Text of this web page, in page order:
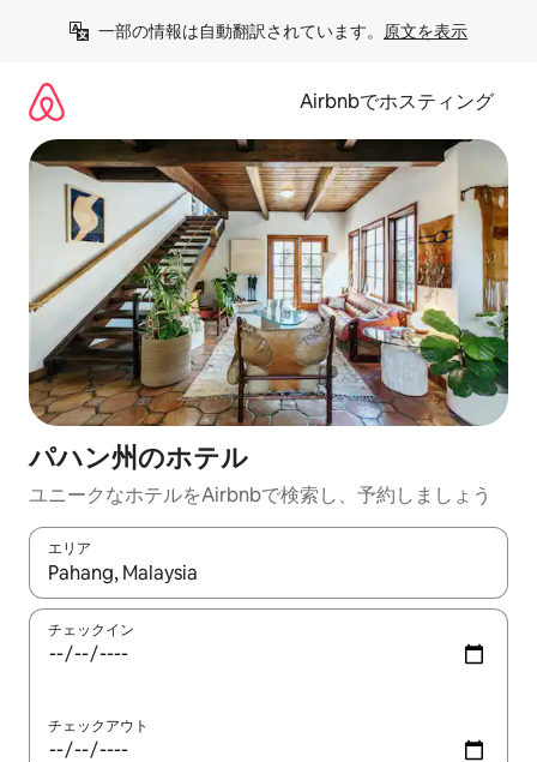
一部の情報は自動翻訳されています。 原文を表示
Airbnbでホスティング
パハン州のホ⁠テ⁠ル
ユニークなホ⁠テ⁠ル⁠をAirbnb⁠で検⁠索⁠し⁠、予⁠約し⁠ま⁠し⁠ょ⁠う
エリア
検索結果が表示されたら、上下の矢印キーを使って移動するか
チェックイン
チェックアウト